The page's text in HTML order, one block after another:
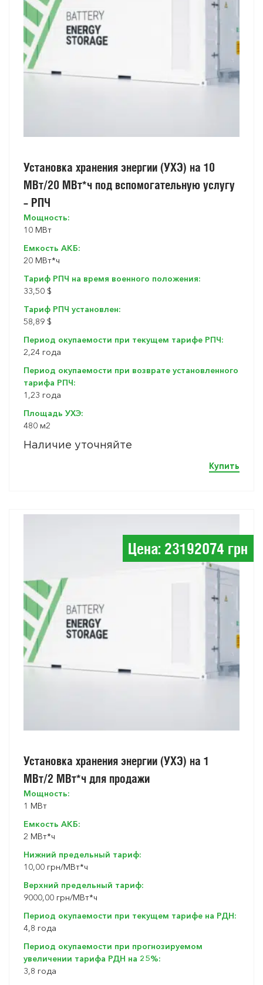
Установка хранения энергии (УХЭ) на 10
МВт/20 МВт*ч под вспомогательную услугу
– РПЧ
Мощность:
10 МВт
Емкость АКБ:
20 МВт*ч
Тариф РПЧ на время военного положения:
33,50 $
Тариф РПЧ установлен:
58,89 $
Период окупаемости при текущем тарифе РПЧ:
2,24 года
Период окупаемости при возврате установленного
тарифа РПЧ:
1,23 года
Площадь УХЭ:
480 м2
Наличие уточняйте
Купить
Цена: 23192074 грн
Установка хранения энергии (УХЭ) на 1
МВт/2 МВт*ч для продажи
Мощность:
1 МВт
Емкость АКБ:
2 МВт*ч
Нижний предельный тариф:
10,00 грн/МВт*ч
Верхний предельный тариф:
9000,00 грн/МВт*ч
Период окупаемости при текущем тарифе на РДН:
4,8 года
Период окупаемости при прогнозируемом
увеличении тарифа РДН на 25%:
3,8 года